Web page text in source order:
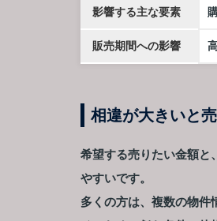
影響する主な要素
販売期間への影響
相違が大きいと
希望する売りたい金額と
やすいです。
多くの方は、複数の物件